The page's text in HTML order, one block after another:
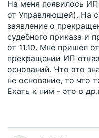
На меня появилось ИП
от Управляющей). На
заявление о
судебного приказа и
от 11.10. Мне пришел
прекращении ИП
оснований. Что это
не основание, то что
Ехать к ним - это в